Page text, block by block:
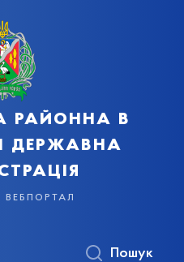
районна в
державна
вебпортал
Пошук